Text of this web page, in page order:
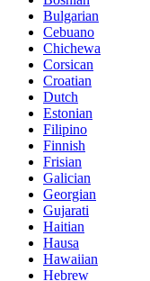
Bulgarian
Cebuano
Chichewa
Corsican
Croatian
Dutch
Estonian
Filipino
Finnish
Frisian
Galician
Georgian
Gujarati
Haitian
Hausa
Hawaiian
Hebrew